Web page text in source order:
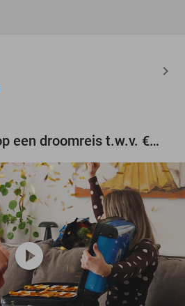
Maak gratis kans op een droomreis t.w.v. €3.000!
play_circle